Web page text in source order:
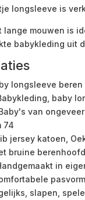
longsleeve is
lange mouwen is
babykleding uit
longsleeve beren
baby
van
74
jersey katoen,
bruine
in
slapen,